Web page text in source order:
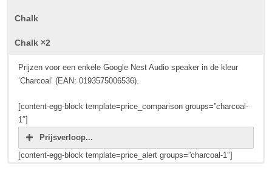
Chalk
Chalk ×2
Prijzen voor een enkele Google Nest Audio speaker in de kleur
‘Charcoal’ (EAN: 0193575006536).
[content-egg-block template=price_comparison groups=”charcoal-
1″]
Prijsverloop...
[content-egg-block template=price_alert groups=”charcoal-1″]